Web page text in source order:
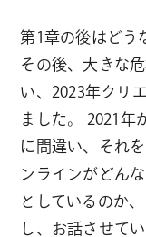
第1章の後はどう
その後、大きな
い、2023年クリ
ました。 2021年
に間違い、それ
ンラインがどん
としているのか
し、お話させて